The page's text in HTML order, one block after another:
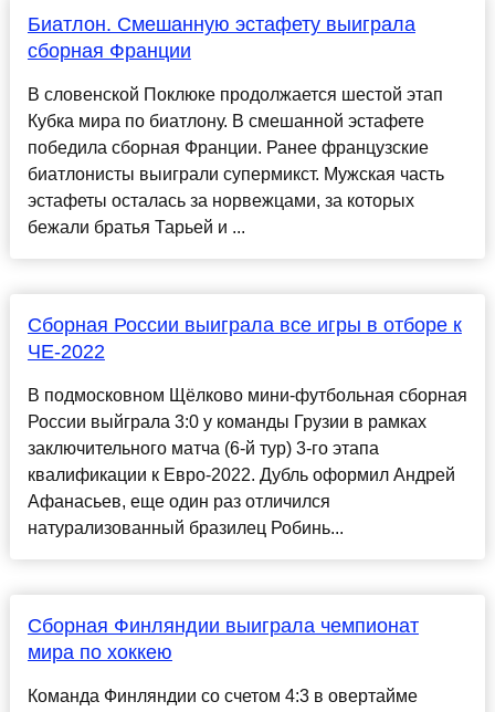
Биатлон. Смешанную эстафету выиграла
сборная Франции
В словенской Поклюке продолжается шестой этап
Кубка мира по биатлону. В смешанной эстафете
победила сборная Франции. Ранее французские
биатлонисты выиграли супермикст. Мужская часть
эстафеты осталась за норвежцами, за которых
бежали братья Тарьей и ...
Сборная России выиграла все игры в отборе к
ЧЕ-2022
В подмосковном Щёлково мини-футбольная сборная
России выйграла 3:0 у команды Грузии в рамках
заключительного матча (6-й тур) 3-го этапа
квалификации к Евро-2022. Дубль оформил Андрей
Афанасьев, еще один раз отличился
натурализованный бразилец Робинь...
Сборная Финляндии выиграла чемпионат
мира по хоккею
Команда Финляндии со счетом 4:3 в овертайме